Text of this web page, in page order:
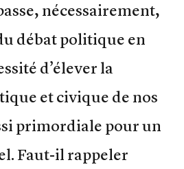
nécessairement,
débat politique en
d’élever la
et civique de nos
primordiale pour un
Faut-il rappeler